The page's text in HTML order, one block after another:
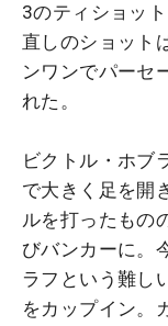
3のティショッ
直しのショット
ンワンでパーセ
れた。
ビクトル・ホブ
で大きく足を開
ルを打ったもの
びバンカーに。
ラフという難し
をカップイン。